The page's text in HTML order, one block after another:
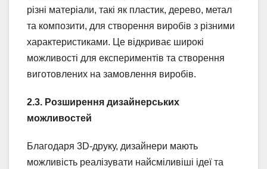
різні матеріали, такі як пластик, дерево, метал
та композити, для створення виробів з різними
характеристиками. Це відкриває широкі
можливості для експериментів та створення
виготовлених на замовлення виробів.
2.3. Розширення дизайнерських
можливостей
Благодаря 3D-друку, дизайнери мають
можливість реалізувати найсміливіші ідеї та